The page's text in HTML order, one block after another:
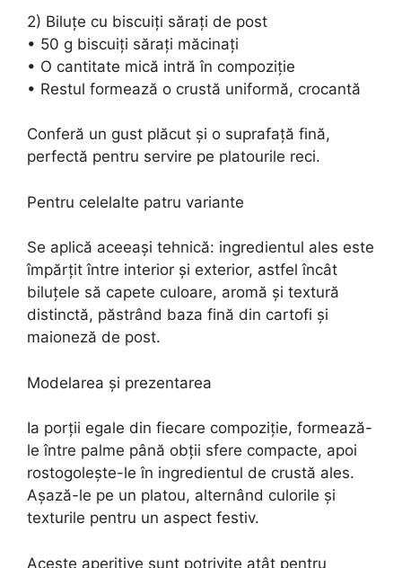
2) Biluțe cu biscuiți sărați de post
• 50 g biscuiți sărați măcinați
• O cantitate mică intră în compoziție
• Restul formează o crustă uniformă, crocantă
Conferă un gust plăcut și o suprafață fină,
perfectă pentru servire pe platourile reci.
Pentru celelalte patru variante
Se aplică aceeași tehnică: ingredientul ales este
împărțit între interior și exterior, astfel încât
biluțele să capete culoare, aromă și textură
distinctă, păstrând baza fină din cartofi și
maioneză de post.
Modelarea și prezentarea
Ia porții egale din fiecare compoziție, formează-
le între palme până obții sfere compacte, apoi
rostogolește-le în ingredientul de crustă ales.
Așază-le pe un platou, alternând culorile și
texturile pentru un aspect festiv.
Aceste aperitive sunt potrivite atât pentru